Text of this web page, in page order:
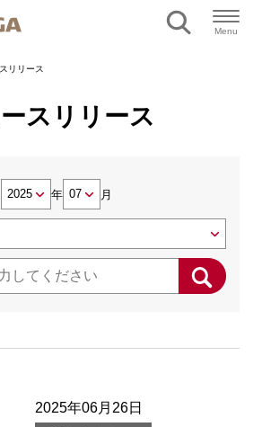
Menu
リリース
スリリース
年 月
2025年06月26日